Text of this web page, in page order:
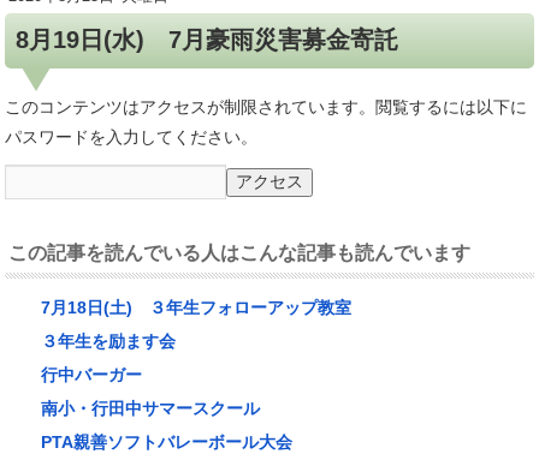
8月19日(水) 7月豪雨災害募金寄託
このコンテンツはアクセスが制限されています。閲覧するには以下に
パスワードを入力してください。
この記事を読んでいる人はこんな記事も読んでいます
7月18日(土) ３年生フォローアップ教室
３年生を励ます会
行中バーガー
南小・行田中サマースクール
PTA親善ソフトバレーボール大会